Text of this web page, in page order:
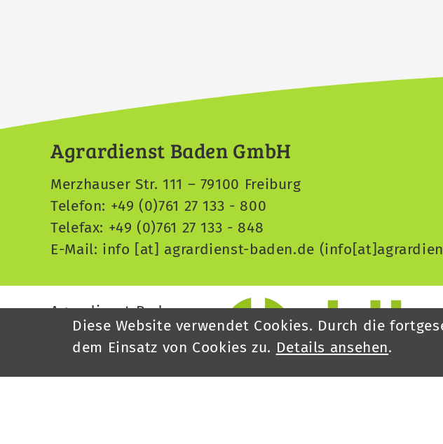
Agrardienst Baden GmbH
Merzhauser Str. 111 – 79100 Freiburg
Telefon: +49 (0)761 27 133 - 800
Telefax: +49 (0)761 27 133 - 848
E-Mail: info [at] agrardienst-baden.de
Agrardienst Baden
ist eine Tochterfirma
des BLHV:
Diese Website verwendet Cookies. Durch die
dem Einsatz von Cookies zu. Details ansehen.